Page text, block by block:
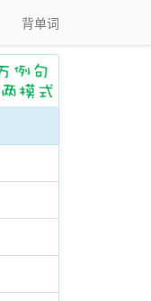
背单词